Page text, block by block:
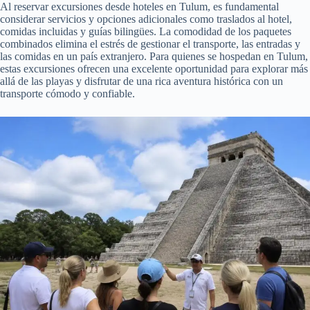
Al reservar excursiones desde hoteles en Tulum, es fundamental
considerar servicios y opciones adicionales como traslados al hotel,
comidas incluidas y guías bilingües. La comodidad de los paquetes
combinados elimina el estrés de gestionar el transporte, las entradas y
las comidas en un país extranjero. Para quienes se hospedan en Tulum,
estas excursiones ofrecen una excelente oportunidad para explorar más
allá de las playas y disfrutar de una rica aventura histórica con un
transporte cómodo y confiable.